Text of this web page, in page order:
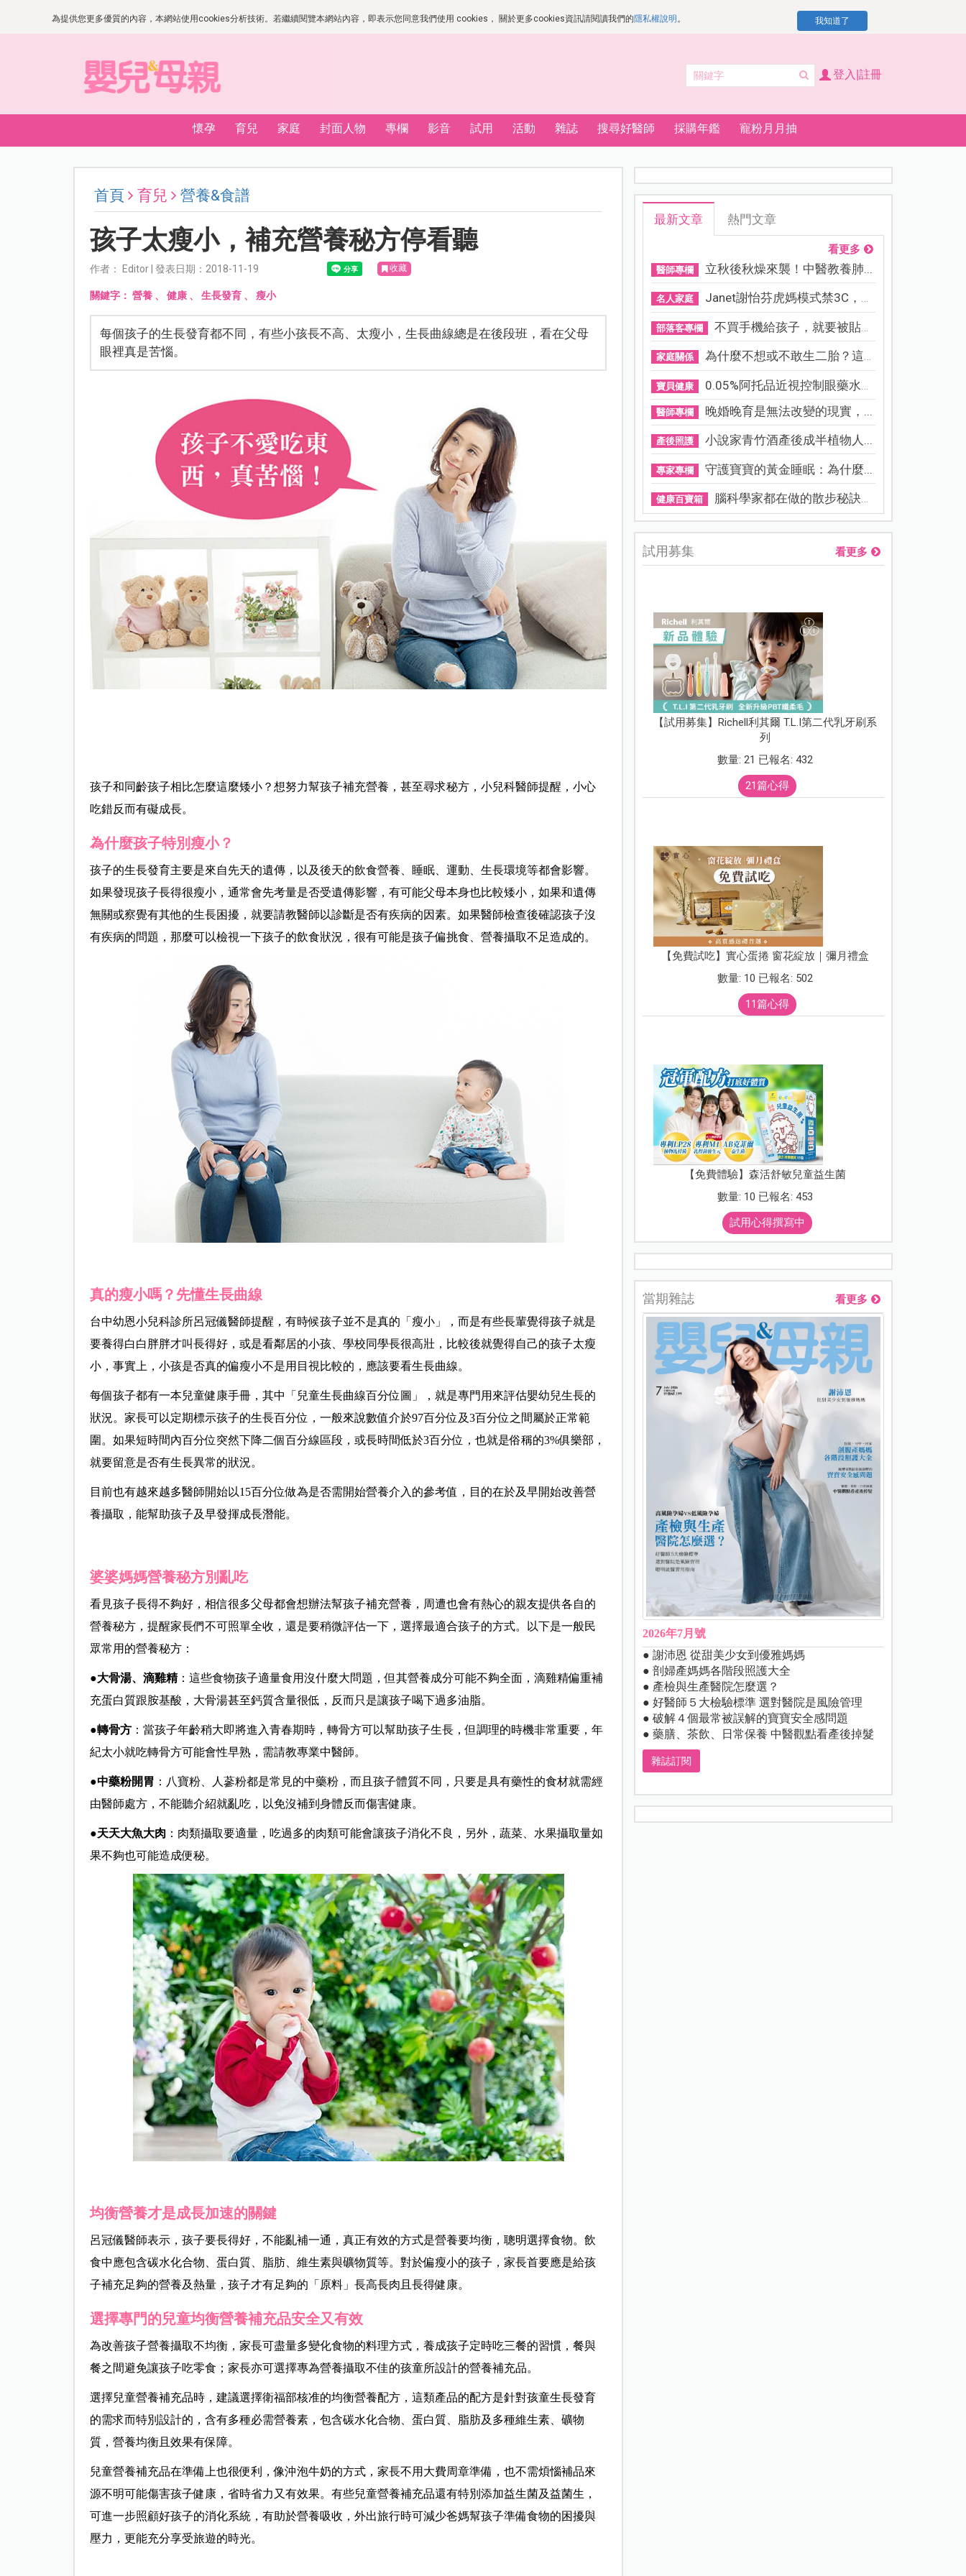
為提供您更多優質的內容，本網站使用cookies分析技術。若繼續閱覽本網站內容，即表示您同意我們使用 cookies， 關於更多cookies資訊請閱讀我們的隱私權說明 。 我知道了
登入|註冊
懷孕 育兒 家庭 封面人物 專欄 影音 試用 活動 雜誌 搜尋好醫師 採購年鑑 寵粉月月抽
首頁 育兒 營養&食譜
孩子太瘦小，補充營養秘方停看聽
作者： Editor | 發表日期：2018-11-19 收藏
關鍵字： 營養、 健康、 生長發育、 瘦小
每個孩子的生長發育都不同，有些小孩長不高、太瘦小，生長曲線總是在後段班，看在父母
眼裡真是苦惱。
孩子和同齡孩子相比怎麼這麼矮小？想努力幫孩子補充營養，甚至尋求秘方，小兒科醫師提醒，小心
吃錯反而有礙成長。
為什麼孩子特別瘦小？
孩子的生長發育主要是來自先天的遺傳，以及後天的飲食營養、睡眠、運動、生長環境等都會影響。
如果發現孩子長得很瘦小，通常會先考量是否受遺傳影響，有可能父母本身也比較矮小，如果和遺傳
無關或察覺有其他的生長困擾，就要請教醫師以診斷是否有疾病的因素。如果醫師檢查後確認孩子沒
有疾病的問題，那麼可以檢視一下孩子的飲食狀況，很有可能是孩子偏挑食、營養攝取不足造成的。
真的瘦小嗎？先懂生長曲線
台中幼恩小兒科診所呂冠儀醫師提醒，有時候孩子並不是真的「瘦小」，而是有些長輩覺得孩子就是
要養得白白胖胖才叫長得好，或是看鄰居的小孩、學校同學長很高壯，比較後就覺得自己的孩子太瘦
小，事實上，小孩是否真的偏瘦小不是用目視比較的，應該要看生長曲線。
每個孩子都有一本兒童健康手冊，其中「兒童生長曲線百分位圖」，就是專門用來評估嬰幼兒生長的
狀況。家長可以定期標示孩子的生長百分位，一般來說數值介於97百分位及3百分位之間屬於正常範
圍。如果短時間內百分位突然下降二個百分線區段，或長時間低於3百分位，也就是俗稱的3%俱樂部，
就要留意是否有生長異常的狀況。
目前也有越來越多醫師開始以15百分位做為是否需開始營養介入的參考值，目的在於及早開始改善營
養攝取，能幫助孩子及早發揮成長潛能。
婆婆媽媽營養秘方別亂吃
看見孩子長得不夠好，相信很多父母都會想辦法幫孩子補充營養，周遭也會有熱心的親友提供各自的
營養秘方，提醒家長們不可照單全收，還是要稍微評估一下，選擇最適合孩子的方式。以下是一般民
眾常用的營養秘方：
●大骨湯、滴雞精：這些食物孩子適量食用沒什麼大問題，但其營養成分可能不夠全面，滴雞精偏重補
充蛋白質跟胺基酸，大骨湯甚至鈣質含量很低，反而只是讓孩子喝下過多油脂。
●轉骨方：當孩子年齡稍大即將進入青春期時，轉骨方可以幫助孩子生長，但調理的時機非常重要，年
紀太小就吃轉骨方可能會性早熟，需請教專業中醫師。
●中藥粉開胃 ：八寶粉、人蔘粉都是常見的中藥粉，而且孩子體質不同，只要是具有藥性的食材就需經
由醫師處方，不能聽介紹就亂吃，以免沒補到身體反而傷害健康。
●天天大魚大肉 ：肉類攝取要適量，吃過多的肉類可能會讓孩子消化不良，另外，蔬菜、水果攝取量如
果不夠也可能造成便秘。
均衡營養才是成長加速的關鍵
呂冠儀醫師表示，孩子要長得好，不能亂補一通，真正有效的方式是營養要均衡，聰明選擇食物。飲
食中應包含碳水化合物、蛋白質、脂肪、維生素與礦物質等。對於偏瘦小的孩子，家長首要應是給孩
子補充足夠的營養及熱量，孩子才有足夠的「原料」長高長肉且長得健康。
選擇專門的兒童均衡營養補充品安全又有效
為改善孩子營養攝取不均衡，家長可盡量多變化食物的料理方式，養成孩子定時吃三餐的習慣，餐與
餐之間避免讓孩子吃零食；家長亦可選擇專為營養攝取不佳的孩童所設計的營養補充品。
選擇兒童營養補充品時，建議選擇衛福部核准的均衡營養配方，這類產品的配方是針對孩童生長發育
的需求而特別設計的，含有多種必需營養素，包含碳水化合物、蛋白質、脂肪及多種維生素、礦物
質，營養均衡且效果有保障。
兒童營養補充品在準備上也很便利，像沖泡牛奶的方式，家長不用大費周章準備，也不需煩惱補品來
源不明可能傷害孩子健康，省時省力又有效果。有些兒童營養補充品還有特別添加益生菌及益菌生，
可進一步照顧好孩子的消化系統，有助於營養吸收，外出旅行時可減少爸媽幫孩子準備食物的困擾與
壓力，更能充分享受旅遊的時光。
最新文章 熱門文章
看更多
醫師專欄 立秋後秋燥來襲！中醫教養肺...
名人家庭 Janet謝怡芬虎媽模式禁3C，看...
部落客專欄 不買手機給孩子，就要被貼「...
家庭關係 為什麼不想或不敢生二胎？這8...
寶貝健康 0.05%阿托品近視控制眼藥水納...
醫師專欄 晚婚晚育是無法改變的現實，...
產後照護 小說家青竹酒產後成半植物人...
專家專欄 守護寶寶的黃金睡眠：為什麼...
健康百寶箱 腦科學家都在做的散步秘訣！...
試用募集 看更多
【試用募集】Richell利其爾 T.L.I第二代乳牙刷系
列
數量: 21 已報名: 432
21篇心得
【免費試吃】實心蛋捲 窗花綻放｜彌月禮盒
數量: 10 已報名: 502
11篇心得
【免費體驗】森活舒敏兒童益生菌
數量: 10 已報名: 453
試用心得撰寫中
當期雜誌 看更多
2026年7月號
● 謝沛恩 從甜美少女到優雅媽媽
● 剖婦產媽媽各階段照護大全
● 產檢與生產醫院怎麼選？
● 好醫師５大檢驗標準 選對醫院是風險管理
● 破解４個最常被誤解的寶寶安全感問題
● 藥膳、茶飲、日常保養 中醫觀點看產後掉髮
雜誌訂閱